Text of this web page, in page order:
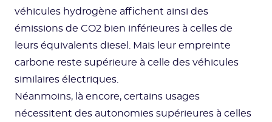
véhicules hydrogène affichent ainsi des
émissions de CO2 bien inférieures à celles de
leurs équivalents diesel. Mais leur empreinte
carbone reste supérieure à celle des véhicules
similaires électriques.
Néanmoins, là encore, certains usages
nécessitent des autonomies supérieures à celles